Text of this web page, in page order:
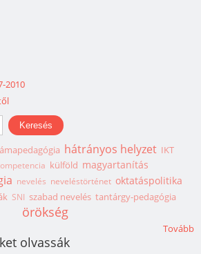
2010
hátrányos helyzet IKT
külföld magyartanítás
nevelés neveléstörténet oktatáspolitika
SNI szabad nevelés tantárgy-pedagógia
örökség
Tovább
olvassák